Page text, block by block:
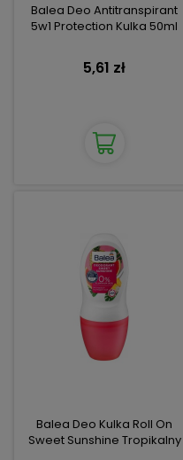
Balea Deo Antitranspirant
5w1 Protection Kulka 50ml
5,61 zł
Balea Deo Kulka Roll On
Sweet Sunshine Tropikalny